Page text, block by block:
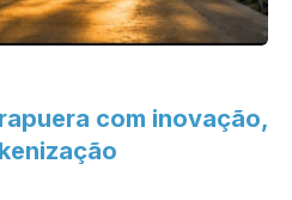
com inovação,